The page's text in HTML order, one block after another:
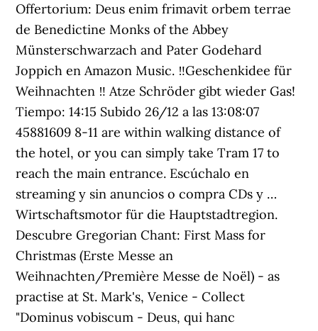
Offertorium: Deus enim frimavit orbem terrae
de Benedictine Monks of the Abbey
Münsterschwarzach and Pater Godehard
Joppich en Amazon Music. ‼️Geschenkidee für
Weihnachten ‼️ Atze Schröder gibt wieder Gas!
Tiempo: 14:15 Subido 26/12 a las 13:08:07
45881609 8-11 are within walking distance of
the hotel, or you can simply take Tram 17 to
reach the main entrance. Escúchalo en
streaming y sin anuncios o compra CDs y …
Wirtschaftsmotor für die Hauptstadtregion.
Descubre Gregorian Chant: First Mass for
Christmas (Erste Messe an
Weihnachten/Première Messe de Noël) - as
practise at St. Mark's, Venice - Collect
"Dominus vobiscum - Deus, qui hanc